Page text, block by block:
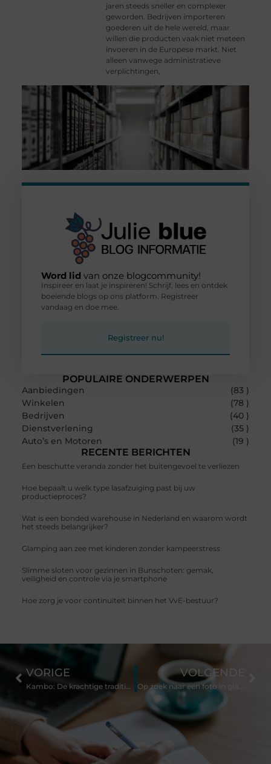
jaren steeds sneller en complexer
geworden. Bedrijven importeren
goederen uit de hele wereld, maar
willen die producten vaak niet meteen
invoeren in de Europese markt. Niet
alleen vanwege administratieve
verplichtingen,
POPULAIRE ONDERWERPEN
Aanbiedingen
(83 )
Winkelen
(78 )
Bedrijven
(40 )
Dienstverlening
(35 )
Auto’s en Motoren
(19 )
RECENTE BERICHTEN
Een beschutte veranda zonder het buitengevoel te verliezen
Hoe bepaalt u welk type lasafzuiging past bij uw
productieproces?
Wat is een bonded warehouse in Nederland en waarom wordt
het steeds belangrijker?
Glamping aan zee met kinderen zonder kampeerstress
Slimme sloten voor gezinnen in Bunschoten: gemak,
veiligheid en controle via je smartphone
Hoe zorg je voor continuïteit binnen het VvE-bestuur?
Word lid van onze blogcommunity!
Inspireer en laat je inspireren! Schrijf, lees en ontdek
boeiende blogs op ons platform. Registreer
vandaag en doe mee.
Registreer nu!
VORIGE
Kambo: De krachtige traditionele geneeskunde uit het amazonegebied
VOLGENDE